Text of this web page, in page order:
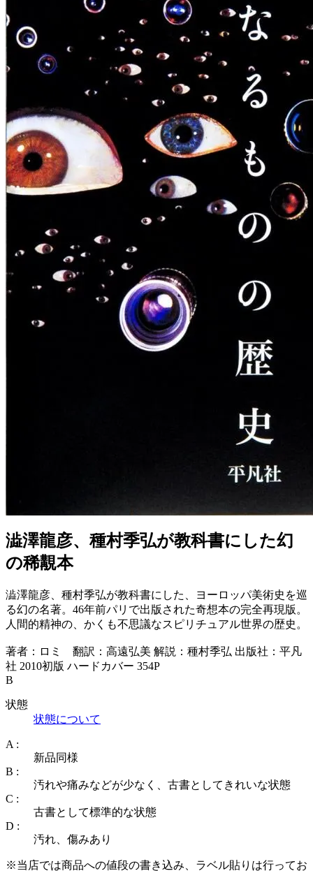
澁澤龍彦、種村季弘が教科書にした幻
の稀覯本
澁澤龍彦、種村季弘が教科書にした、ヨーロッパ美術史を巡
る幻の名著。46年前パリで出版された奇想本の完全再現版。
人間的精神の、かくも不思議なスピリチュアル世界の歴史。
著者：ロミ 翻訳：高遠弘美 解説：種村季弘 出版社：平凡
社 2010初版 ハードカバー 354P
B
状態
状態について
A :
新品同様
B :
汚れや痛みなどが少なく、古書としてきれいな状態
C :
古書として標準的な状態
D :
汚れ、傷みあり
※当店では商品への値段の書き込み、ラベル貼りは行ってお